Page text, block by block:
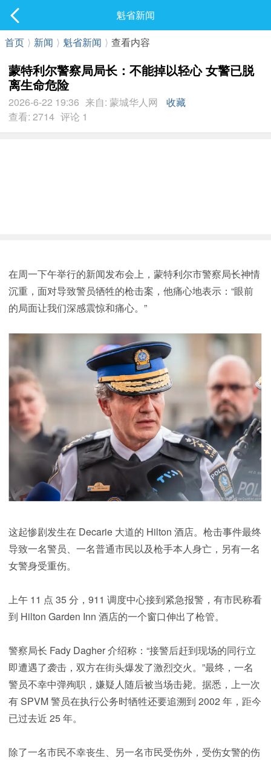
最新发表
魁省新闻
首页 ⟩ 新闻 ⟩ 魁省新闻 ⟩ 查看内容
蒙特利尔警察局局长：不能掉以轻心 女警已脱
离生命危险
2026-6-22 19:36 来自: 蒙城华人网
收藏
查看: 2714 评论 1
在周一下午举行的新闻发布会上，蒙特利尔市警察局长神情
沉重，面对导致警员牺牲的枪击案，他痛心地表示：“眼前
的局面让我们深感震惊和痛心。”
这起惨剧发生在 Decarie 大道的 Hilton 酒店。枪击事件最终
导致一名警员、一名普通市民以及枪手本人身亡，另有一名
女警身受重伤。
上午 11 点 35 分，911 调度中心接到紧急报警，有市民称看
到 Hilton Garden Inn 酒店的一个窗口伸出了枪管。
警察局长 Fady Dagher 介绍称：“接警后赶到现场的同行立
即遭遇了袭击，双方在街头爆发了激烈交火。”最终，一名
警员不幸中弹殉职，嫌疑人随后被当场击毙。据悉，上一次
有 SPVM 警员在执行公务时牺牲还要追溯到 2002 年，距今
已过去近 25 年。
除了一名市民不幸丧生、另一名市民受伤外，受伤女警的伤